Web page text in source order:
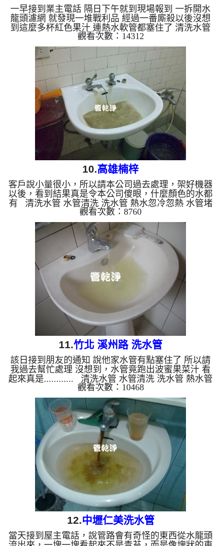
一早接到業主電話 隔日下午就到現場報到 一拆開水
龍頭濾網 就發現一堆戰利品 經過一番廝殺以後沒想
到這麼多杯紅色果汁 連熱水軟管都塞住了 清洗水管
水管清洗 洗水管 熱水忽冷忽熱 水管堵塞...
觀看次數：14312
10.高雄楠梓
客戶說小量很小，所以請本公司過去處理，架好機器
以後，看到結果真是令本公司傻眼，什麼顏色的水都
有 清洗水管 水管清洗 洗水管 熱水忽冷忽熱 水管堵
塞 水管阻塞
觀看次數：8760
11.竹北 溪州路 洗水管
該日接到朋友的通知 說他家水管有點塞住了 所以請
我過去幫忙處理 沒想到，水管竟跑出波蜜果菜汁 看
起來真是............ 清洗水管 水管清洗 洗水管 熱水管
堵塞 熱水忽冷忽熱
觀看次數：10468
12.中壢仁美洗水管
當天接到屋主電話，說管路會有奇怪的東西從水龍頭